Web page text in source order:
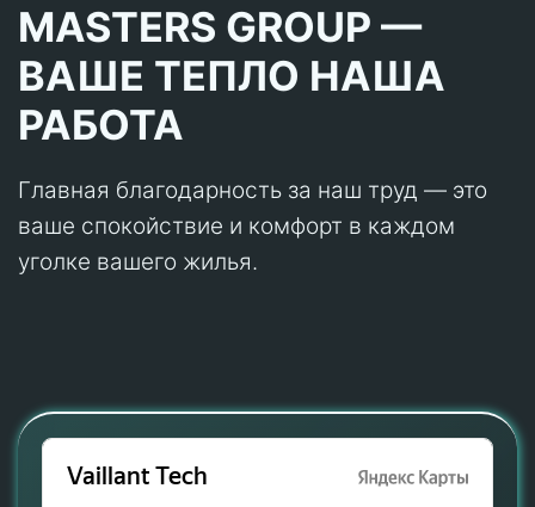
MASTERS GROUP —
ВАШЕ ТЕПЛО НАША
РАБОТА
Главная благодарность за наш труд — это
ваше спокойствие и комфорт в каждом
уголке вашего жилья.